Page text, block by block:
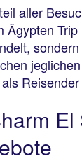
aller
Ägypten
El